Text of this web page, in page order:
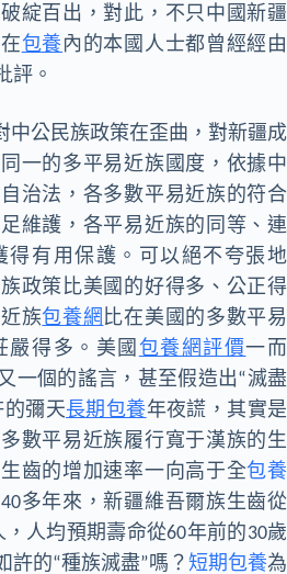
綻百出，對此，不只中國新疆
包養內的本國人士都曾經經由
評。
中公民族政策在歪曲，對新疆成
一的多平易近族國度，依據中
治法，各多數平易近族的符合
維護，各平易近族的同等、連
得有用保護。可以絕不夸張地
政策比美國的好得多、公正得
族包養網 比在美國的多數平易
嚴得多。美國 包養網評價一而
一個的謠言，甚至假造出“滅盡
的彌天長期包養年夜謊，其實是
數平易近族履行寬于漢族的生
齒的增加速率一向高于全包養
多年來，新疆維吾爾族生齒從
，人均預期壽命從60年前的30歲
許的“種族滅盡”嗎？ 短期包養為